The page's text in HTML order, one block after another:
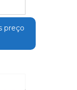
preço